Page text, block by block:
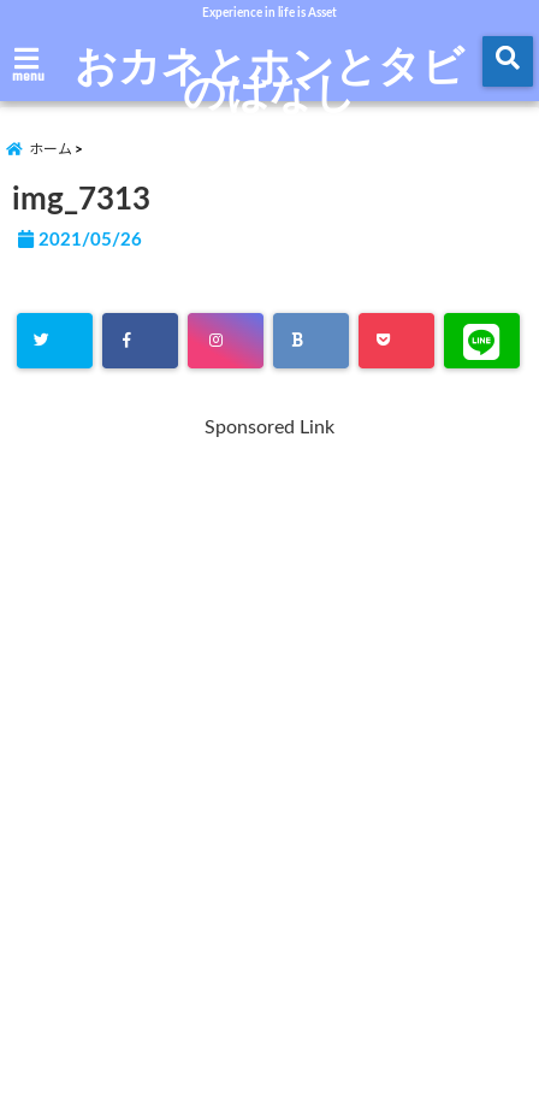
Experience in life is Asset
menu おカネとホンとタビ
のはなし
ホーム
img_7313
2021/05/26
Sponsored Link